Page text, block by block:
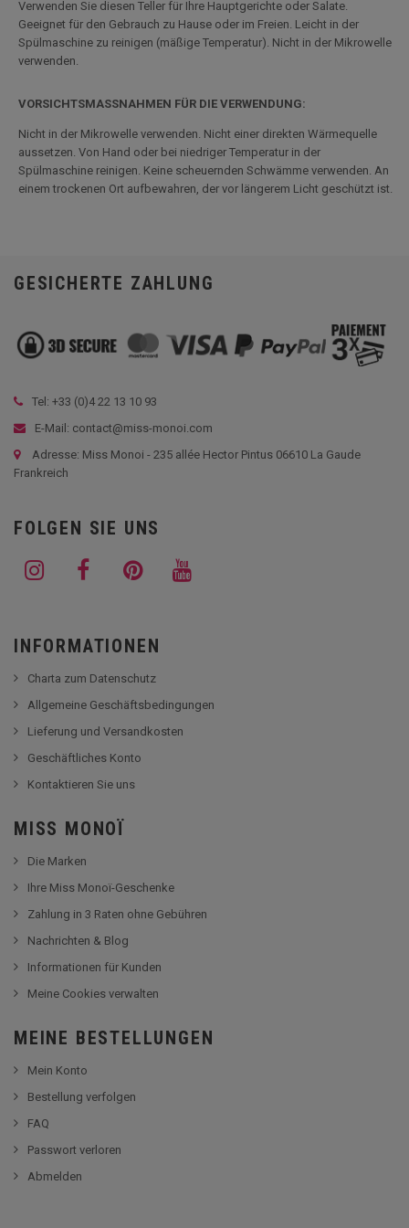
Verwenden Sie diesen Teller für Ihre Hauptgerichte oder Salate.
Geeignet für den Gebrauch zu Hause oder im Freien. Leicht in der
Spülmaschine zu reinigen (mäßige Temperatur). Nicht in der Mikrowelle
verwenden.
VORSICHTSMASSNAHMEN FÜR DIE VERWENDUNG:
Nicht in der Mikrowelle verwenden. Nicht einer direkten Wärmequelle
aussetzen. Von Hand oder bei niedriger Temperatur in der
Spülmaschine reinigen. Keine scheuernden Schwämme verwenden. An
einem trockenen Ort aufbewahren, der vor längerem Licht geschützt ist.
GESICHERTE ZAHLUNG
Tel: +33 (0)4 22 13 10 93
E-Mail: contact@miss-monoi.com
Adresse: Miss Monoi - 235 allée Hector Pintus 06610 La Gaude
Frankreich
FOLGEN SIE UNS
INFORMATIONEN
Charta zum Datenschutz
Allgemeine Geschäftsbedingungen
Lieferung und Versandkosten
Geschäftliches Konto
Kontaktieren Sie uns
MISS MONOÏ
Die Marken
Ihre Miss Monoï-Geschenke
Zahlung in 3 Raten ohne Gebühren
Nachrichten & Blog
Informationen für Kunden
Meine Cookies verwalten
MEINE BESTELLUNGEN
Mein Konto
Bestellung verfolgen
FAQ
Passwort verloren
Abmelden